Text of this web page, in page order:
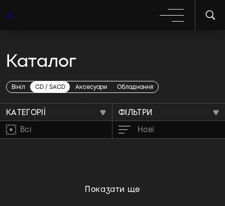
Каталог
Вініл CD / SACD Аксесуари Обладнання
Delta Blues
КАТЕГОРІЇ
ФІЛЬТРИ
Всі
Нові
Показати ще